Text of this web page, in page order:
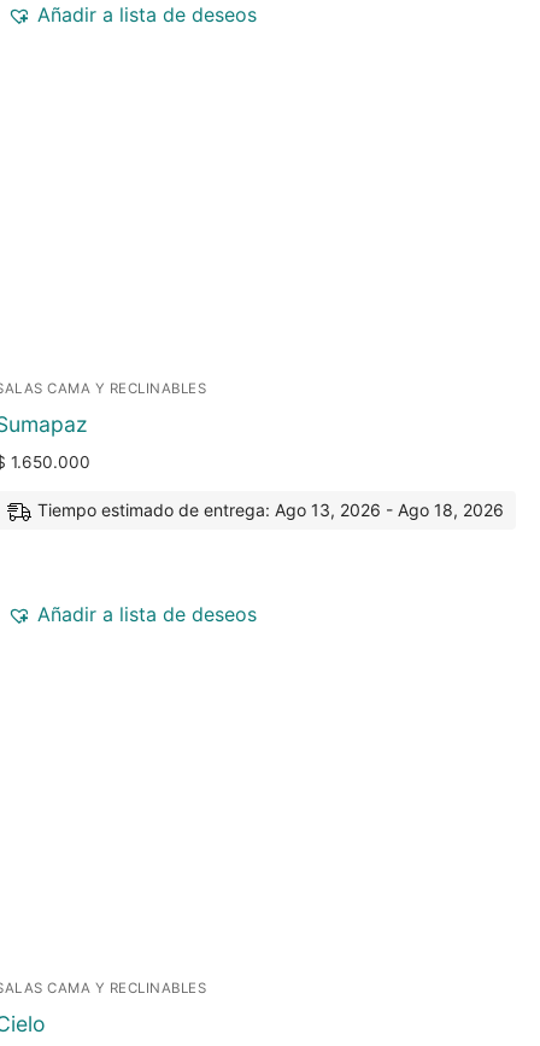
Añadir a lista de deseos
CAMA Y RECLINABLES
1.650.000
Tiempo estimado de entrega: Ago 13, 2026 - Ago 18, 2026
Añadir a lista de deseos
CAMA Y RECLINABLES